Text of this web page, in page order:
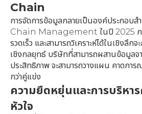
Chain
การจัดการข้อมูลกลายเป็นองค์ประกอ
Chain Management ในปี 2025 ก
รวดเร็ว และสามารถวิเคราะห์ได้ในเชิงลึก
เชิงกลยุทธ์ บริษัทที่สามารถผสานข้อมูลจ
ประสิทธิภาพ จะสามารถวางแผน คาดกา
กว่าคู่แข่ง
ความยืดหยุ่นและการบริหา
หัวใจ